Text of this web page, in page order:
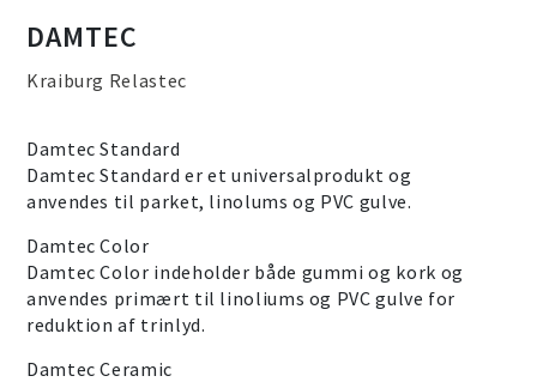
DAMTEC
Kraiburg Relastec
Damtec Standard
Damtec Standard er et universalprodukt og
anvendes til parket, linolums og PVC gulve.
Damtec Color
Damtec Color indeholder både gummi og kork og
anvendes primært til linoliums og PVC gulve for
reduktion af trinlyd.
Damtec Ceramic